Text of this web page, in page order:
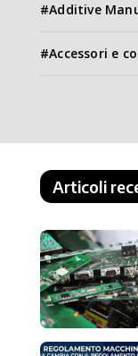
Additive
Accessori e
Articoli